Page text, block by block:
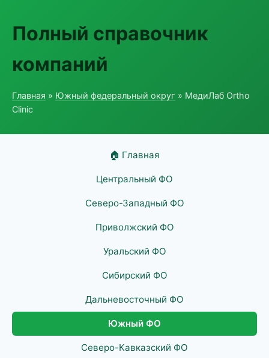
Полный справочник
компаний
Главная » Южный федеральный округ » МедиЛаб Ortho
Clinic
🏠 Главная
Центральный ФО
Северо-Западный ФО
Приволжский ФО
Уральский ФО
Сибирский ФО
Дальневосточный ФО
Южный ФО
Северо-Кавказский ФО